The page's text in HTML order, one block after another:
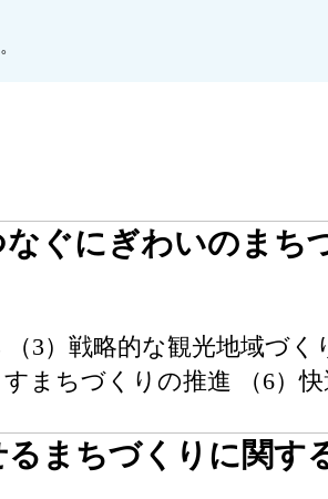
ぐにぎわいのまち
3）戦略的な観光地域づく
まちづくりの推進 （6）
まちづくりに関す